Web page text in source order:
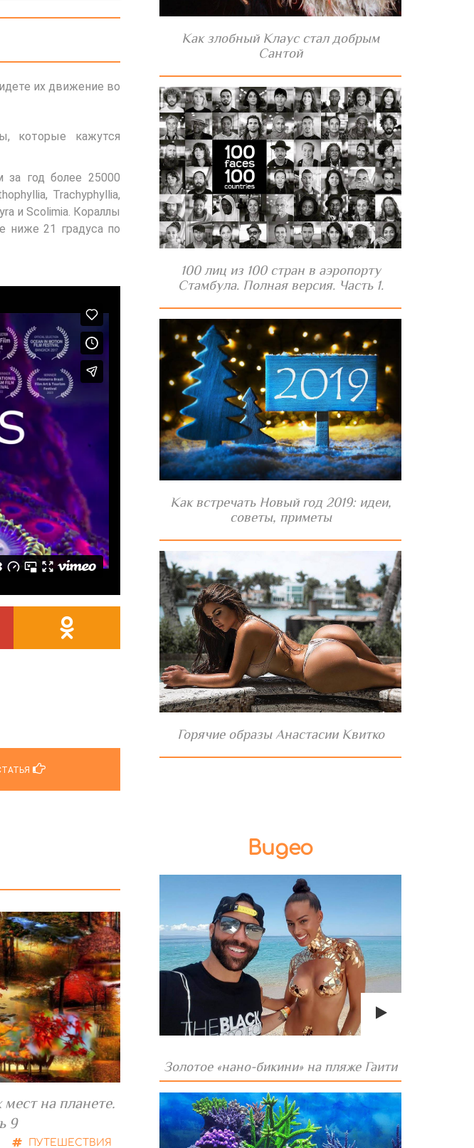
их движение во
которые кажутся
за год более 25000
Trachyphyllia,
и Scolimia. Кораллы
ниже 21 градуса по
на планете.
9
ПУТЕШЕСТВИЯ
Как злобный Клаус стал добрым
Сантой
100 лиц из 100 стран в аэропорту
Стамбула. Полная версия. Часть 1.
Как встречать Новый год 2019: идеи,
советы, приметы
Горячие образы Анастасии Квитко
Видео
Золотое «нано-бикини» на пляже Гаити